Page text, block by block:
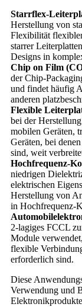
Starrflex-
Herstellung von
Flexibilität
starrer
Designs in
Chip on Film
der Chip-
und findet häufig
anderen
Flexible
bei der
mobilen Geräten,
Geräten, bei
sind, weit
Hochfrequenz-
niedrigen
elektrischen
Herstellung von
in Hochfrequenz-
2-lagiges FCCL
Module
flexible
erforderlich sind.
Diese
Verwendung und